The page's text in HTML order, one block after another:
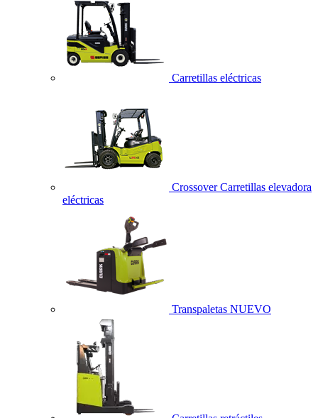
Carretillas eléctricas
Crossover Carretillas elevadora
eléctricas
Transpaletas NUEVO